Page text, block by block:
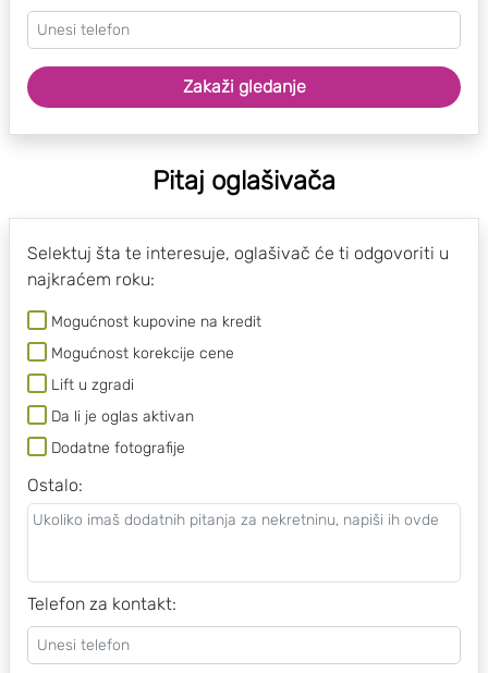
Zakaži gledanje
Pitaj oglašivača
Selektuj šta te interesuje, oglašivač će ti odgovoriti u
najkraćem roku:
Mogućnost kupovine na kredit
Mogućnost korekcije cene
Lift u zgradi
Da li je oglas aktivan
Dodatne fotografije
Ostalo:
Telefon za kontakt: